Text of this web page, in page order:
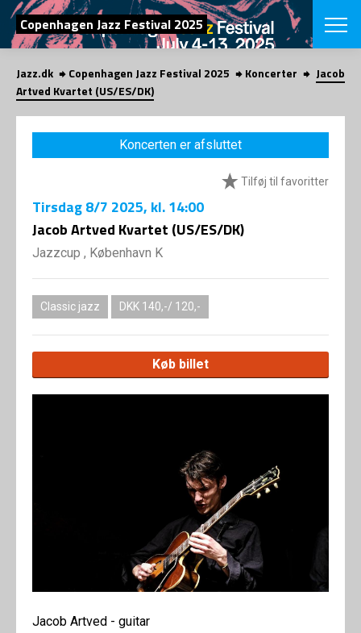
SØG
Copenhagen Jazz Festival 2025
English
VÆLG
VINTERJAZZ
Temaer
LOCATIONS
Om fonden
SHOP
Jazz.dk Copenhagen Jazz Festival 2025 Koncerter
Jacob
Artved Kvartet (US/ES/DK)
Koncerten er afsluttet
Tilføj til favoritter
Tirsdag8/7 2025, kl. 14:00
Jacob Artved Kvartet (US/ES/DK)
Jazzcup , København K
Classic jazz DKK 140,-/ 120,-
Køb billet
Jacob Artved - guitar